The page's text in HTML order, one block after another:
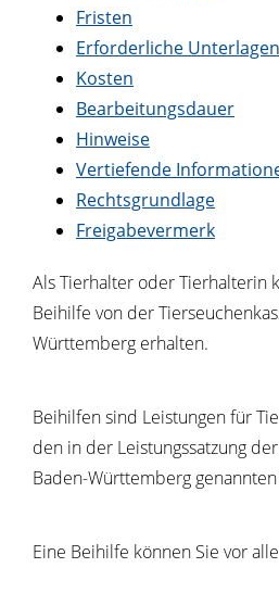
Fristen
Erforderliche Unterlagen
Kosten
Bearbeitungsdauer
Hinweise
Vertiefende
Rechtsgrundlage
Freigabevermerk
Als Tierhalter oder Tierhalterin
Beihilfe von der
Württemberg erhalten.
Beihilfen sind Leistungen für
den in der Leistungssatzung
Baden-Württemberg
Eine Beihilfe können Sie vor